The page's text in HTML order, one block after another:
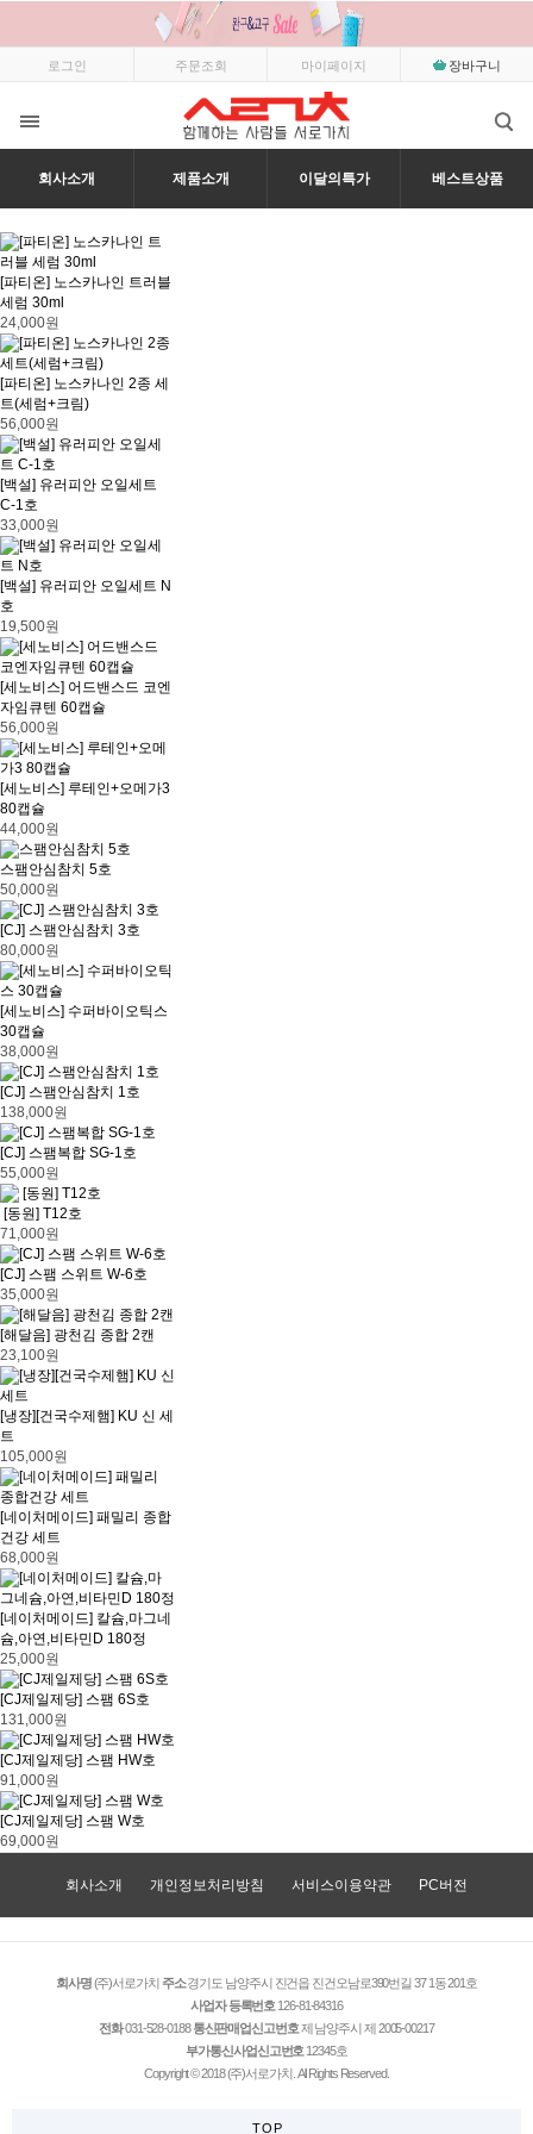
로그인 주문조회 마이페이지 장바구니
회사소개 제품소개 이달의특가 베스트상품
[파티온] 노스카나인 트러블
세럼 30ml
24,000원
[파티온] 노스카나인 2종 세
트(세럼+크림)
56,000원
[백설] 유러피안 오일세트
C-1호
33,000원
[백설] 유러피안 오일세트 N
호
19,500원
[세노비스] 어드밴스드 코엔
자임큐텐 60캡슐
56,000원
[세노비스] 루테인+오메가3
80캡슐
44,000원
스팸안심참치 5호
50,000원
[CJ] 스팸안심참치 3호
80,000원
[세노비스] 수퍼바이오틱스
30캡슐
38,000원
[CJ] 스팸안심참치 1호
138,000원
[CJ] 스팸복합 SG-1호
55,000원
[동원] T12호
71,000원
[CJ] 스팸 스위트 W-6호
35,000원
[해달음] 광천김 종합 2캔
23,100원
[냉장][건국수제햄] KU 신 세
트
105,000원
[네이처메이드] 패밀리 종합
건강 세트
68,000원
[네이처메이드] 칼슘,마그네
슘,아연,비타민D 180정
25,000원
[CJ제일제당] 스팸 6S호
131,000원
[CJ제일제당] 스팸 HW호
91,000원
[CJ제일제당] 스팸 W호
69,000원
회사소개 개인정보처리방침 서비스이용약관 PC버전
회사명(주)서로가치 주소경기도 남양주시 진건읍 진건오남로390번길 37 1동 201호
사업자 등록번호 126-81-84316
전화031-528-0188 통신판매업신고번호제 남양주시 제 2005-00217
부가통신사업신고번호 12345호
Copyright © 2018 (주)서로가치. All Rights Reserved.
T O P